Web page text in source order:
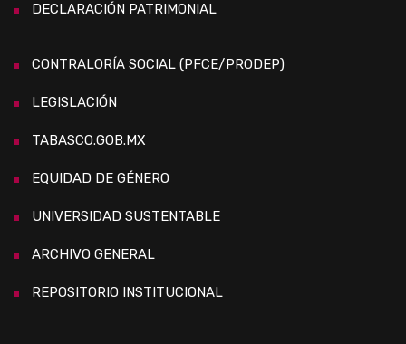
DECLARACIÓN PATRIMONIAL
CONTRALORÍA SOCIAL (PFCE/PRODEP)
LEGISLACIÓN
TABASCO.GOB.MX
EQUIDAD DE GÉNERO
UNIVERSIDAD SUSTENTABLE
ARCHIVO GENERAL
REPOSITORIO INSTITUCIONAL